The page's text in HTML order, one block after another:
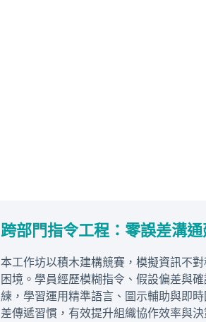
跨部⾨指令⼯程：零誤差溝
本工作坊以積木建構競賽，模擬資訊不
困境。學員經歷模糊指令、假設偏差與
練，學習運用精準語言、圖示輔助與即
差傳遞習慣，有效提升組織協作效率與決